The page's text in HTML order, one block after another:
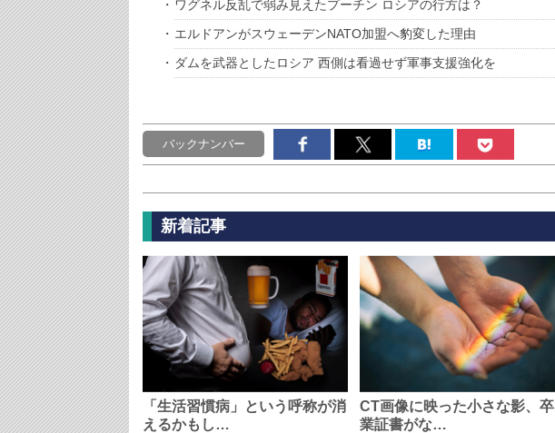
ワグネル反乱で弱み見えたプーチン ロシアの行方は？
エルドアンがスウェーデンNATO加盟へ豹変した理由
ダムを武器としたロシア 西側は看過せず軍事支援強化を
バックナンバー
新着記事
「生活習慣病」という呼称が消
えるかもし…
CT画像に映った小さな影、卒
業証書がな…